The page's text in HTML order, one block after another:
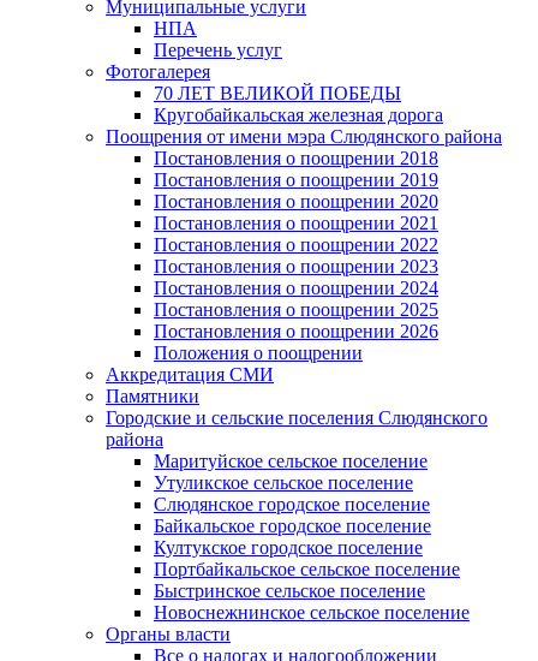
Муниципальные услуги
НПА
Перечень услуг
Фотогалерея
70 ЛЕТ ВЕЛИКОЙ ПОБЕДЫ
Кругобайкальская железная дорога
Поощрения от имени мэра Слюдянского района
Постановления о поощрении 2018
Постановления о поощрении 2019
Постановления о поощрении 2020
Постановления о поощрении 2021
Постановления о поощрении 2022
Постановления о поощрении 2023
Постановления о поощрении 2024
Постановления о поощрении 2025
Постановления о поощрении 2026
Положения о поощрении
Аккредитация СМИ
Памятники
Городские и сельские поселения Слюдянского
района
Маритуйское сельское поселение
Утуликское сельское поселение
Слюдянское городское поселение
Байкальское городское поселение
Култукское городское поселение
Портбайкальское сельское поселение
Быстринское сельское поселение
Новоснежнинское сельское поселение
Органы власти
Все о налогах и налогообложении